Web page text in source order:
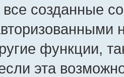
созданные
функции,
эта